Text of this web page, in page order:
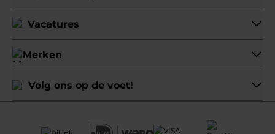
Vacatures
Merken
Volg ons op de voet!